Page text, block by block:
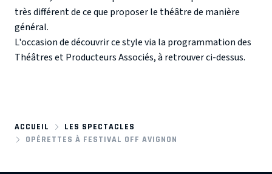
très différent de ce que proposer le théâtre de manière
général.
L'occasion de découvrir ce style via la programmation des
Théâtres et Producteurs Associés, à retrouver ci-dessus.
ACCUEIL
LES SPECTACLES
OPÉRETTES À FESTIVAL OFF AVIGNON